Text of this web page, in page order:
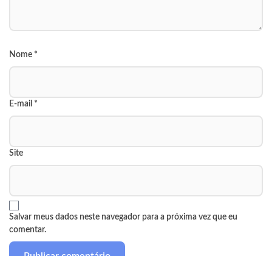
Nome *
E-mail *
Site
Salvar meus dados neste navegador para a próxima vez que eu
comentar.